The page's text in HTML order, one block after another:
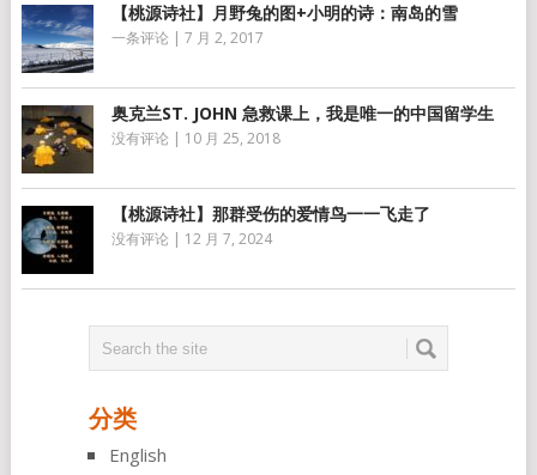
【桃源诗社】月野兔的图+小明的诗：南岛的雪
一条评论 | 7 月 2, 2017
奥克兰ST. JOHN 急救课上，我是唯一的中国留学生
没有评论 | 10 月 25, 2018
【桃源诗社】那群受伤的爱情鸟一一飞走了
没有评论 | 12 月 7, 2024
分类
English